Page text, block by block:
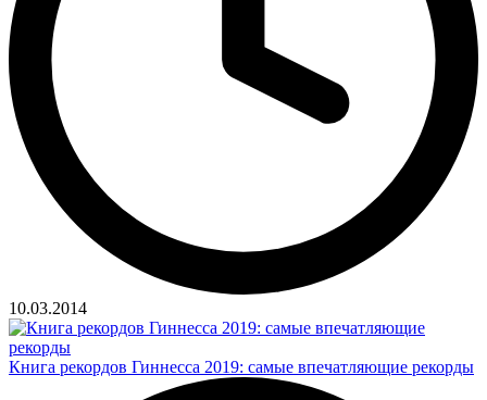
10.03.2014
Книга рекордов Гиннесса 2019: самые впечатляющие рекорды